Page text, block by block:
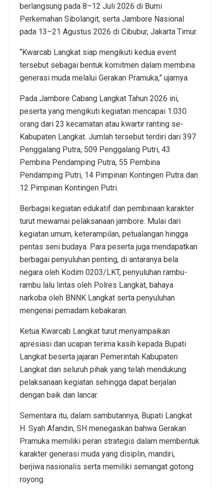
berlangsung pada 8–12 Juli 2026 di Bumi
Perkemahan Sibolangit, serta Jambore Nasional
pada 13–21 Agustus 2026 di Cibubur, Jakarta Timur.
“Kwarcab Langkat siap mengikuti kedua event
tersebut sebagai bentuk komitmen dalam membina
generasi muda melalui Gerakan Pramuka,” ujarnya.
Pada Jambore Cabang Langkat Tahun 2026 ini,
peserta yang mengikuti kegiatan mencapai 1.030
orang dari 23 kecamatan atau kwartir ranting se-
Kabupaten Langkat. Jumlah tersebut terdiri dari 397
Penggalang Putra, 509 Penggalang Putri, 43
Pembina Pendamping Putra, 55 Pembina
Pendamping Putri, 14 Pimpinan Kontingen Putra dan
12 Pimpinan Kontingen Putri.
Berbagai kegiatan edukatif dan pembinaan karakter
turut mewarnai pelaksanaan jambore. Mulai dari
kegiatan umum, keterampilan, petualangan hingga
pentas seni budaya. Para peserta juga mendapatkan
berbagai penyuluhan penting, di antaranya bela
negara oleh Kodim 0203/LKT, penyuluhan rambu-
rambu lalu lintas oleh Polres Langkat, bahaya
narkoba oleh BNNK Langkat serta penyuluhan
mengenai pemadam kebakaran.
Ketua Kwarcab Langkat turut menyampaikan
apresiasi dan ucapan terima kasih kepada Bupati
Langkat beserta jajaran Pemerintah Kabupaten
Langkat dan seluruh pihak yang telah mendukung
pelaksanaan kegiatan sehingga dapat berjalan
dengan baik dan lancar.
Sementara itu, dalam sambutannya, Bupati Langkat
H. Syah Afandin, SH menegaskan bahwa Gerakan
Pramuka memiliki peran strategis dalam membentuk
karakter generasi muda yang disiplin, mandiri,
berjiwa nasionalis serta memiliki semangat gotong
royong.